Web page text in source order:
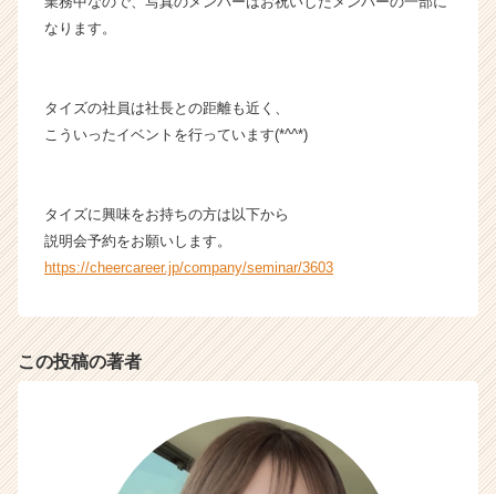
キ
ャ
h
e
e
C
r）
なります。
タイズの社員は社長との距離も近く、
こういったイベントを行っています(*^^*)
タイズに興味をお持ちの方は以下から
説明会予約をお願いします。
https://cheercareer.jp/company/seminar/3603
この投稿の著者